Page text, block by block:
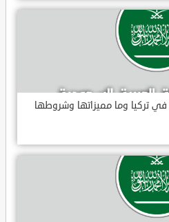
في تركيا وما مميزاتها وشروطها